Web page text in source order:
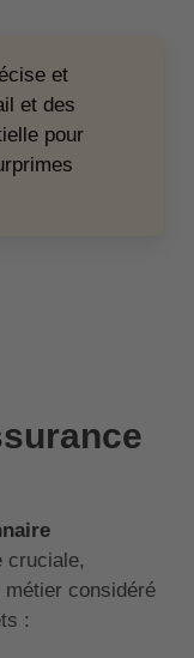
et
et des
pour
cruciale,
considéré
: